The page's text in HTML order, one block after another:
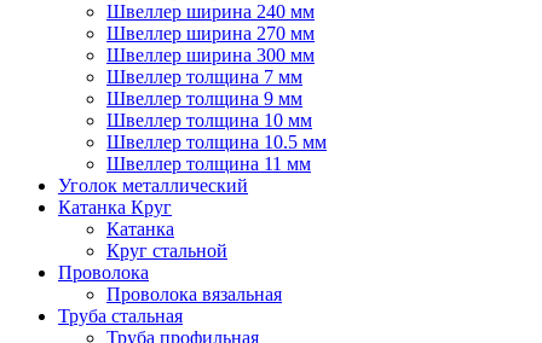
Швеллер ширина 240 мм
Швеллер ширина 270 мм
Швеллер ширина 300 мм
Швеллер толщина 7 мм
Швеллер толщина 9 мм
Швеллер толщина 10 мм
Швеллер толщина 10.5 мм
Швеллер толщина 11 мм
Уголок металлический
Катанка Круг
Катанка
Круг стальной
Проволока
Проволока вязальная
Труба стальная
Труба профильная